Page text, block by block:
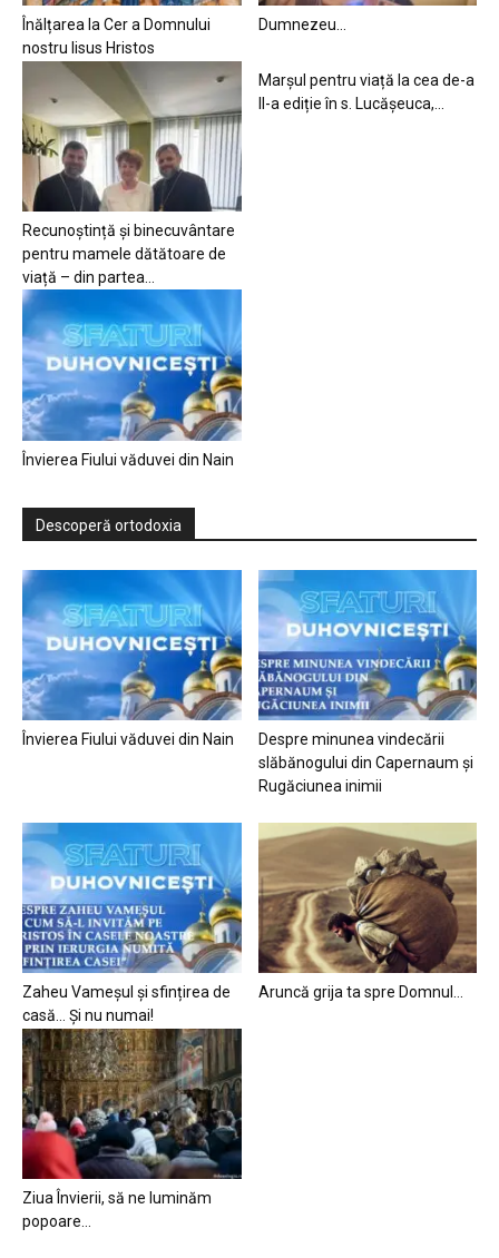
Înălțarea la Cer a Domnului
nostru Iisus Hristos
Dumnezeu…
Recunoștință și binecuvântare
pentru mamele dătătoare de
viață – din partea...
Marșul pentru viață la cea de-a
II-a ediție în s. Lucășeuca,...
Învierea Fiului văduvei din Nain
Descoperă ortodoxia
Învierea Fiului văduvei din Nain
Despre minunea vindecării
slăbănogului din Capernaum și
Rugăciunea inimii
Zaheu Vameșul și sfințirea de
casă… Și nu numai!
Aruncă grija ta spre Domnul…
Ziua Învierii, să ne luminăm
popoare…